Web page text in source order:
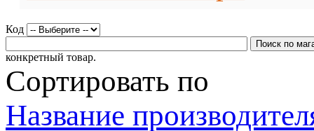
Код
конкретный товар.
Сортировать по
Название